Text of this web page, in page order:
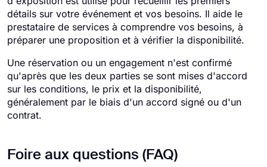
détails sur votre événement et vos besoins. Il aide le
prestataire de services à comprendre vos besoins, à
préparer une proposition et à vérifier la disponibilité.
Une réservation ou un engagement n'est confirmé
qu'après que les deux parties se sont mises d'accord
sur les conditions, le prix et la disponibilité,
généralement par le biais d'un accord signé ou d'un
contrat.
Foire aux questions (FAQ)